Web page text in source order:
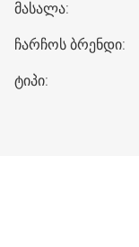
მასალა:
ჩარჩოს ბრენდი:
ტიპი: